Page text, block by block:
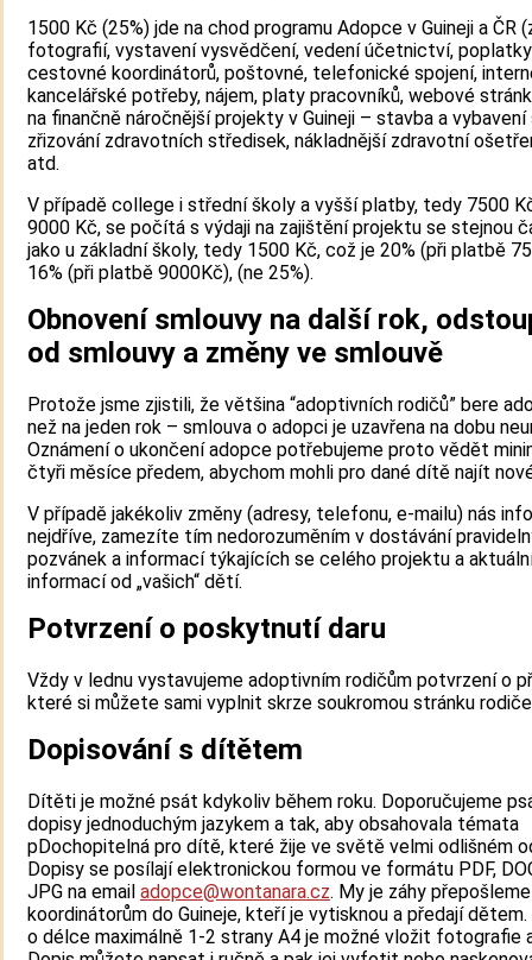
1500 Kč (25%) jde na chod programu Adopce v Guineji a ČR
fotografií, vystavení vysvědčení, vedení účetnictví,
cestovné koordinátorů, poštovné, telefonické spojení,
kancelářské potřeby, nájem, platy pracovníků, webové
na finančně náročnější projekty v Guineji – stavba a vybavení
zřizování zdravotních středisek, nákladnější zdravotní
atd.
V případě college i střední školy a vyšší platby, tedy 7500
9000 Kč, se počítá s výdaji na zajištění projektu se stejnou
jako u základní školy, tedy 1500 Kč, což je 20% (při platbě
16% (při platbě 9000Kč), (ne 25%).
Obnovení smlouvy na další rok,
od smlouvy a změny ve smlouvě
Protože jsme zjistili, že většina “adoptivních rodičů” bere
než na jeden rok – smlouva o adopci je uzavřena na dobu
Oznámení o ukončení adopce potřebujeme proto vědět
čtyři měsíce předem, abychom mohli pro dané dítě najít
V případě jakékoliv změny (adresy, telefonu, e-mailu) nás
nejdříve, zamezíte tím nedorozuměním v dostávání
pozvánek a informací týkajících se celého projektu a
informací od „vašich“ dětí.
Potvrzení o poskytnutí daru
Vždy v lednu vystavujeme adoptivním rodičům potvrzení o
které si můžete sami vyplnit skrze soukromou stránku
Dopisování s dítětem​
Dítěti je možné psát kdykoliv během roku. Doporučujeme
dopisy jednoduchým jazykem a tak, aby obsahovala témata
pDochopitelná pro dítě, které žije ve světě velmi odlišném
Dopisy se posílají elektronickou formou ve formátu PDF,
JPG na email adopce@wontanara.cz. My je záhy přepošleme
koordinátorům do Guineje, kteří je vytisknou a předají
o délce maximálně 1-2 strany A4 je možné vložit fotografie